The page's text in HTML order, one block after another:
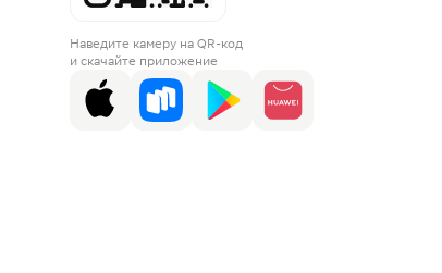
Наведите камеру на QR-код
и скачайте приложение